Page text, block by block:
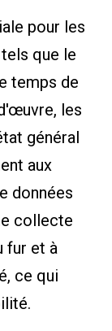
pour les
que le
temps de
les
général
aux
données
collecte
fur et à
ce qui